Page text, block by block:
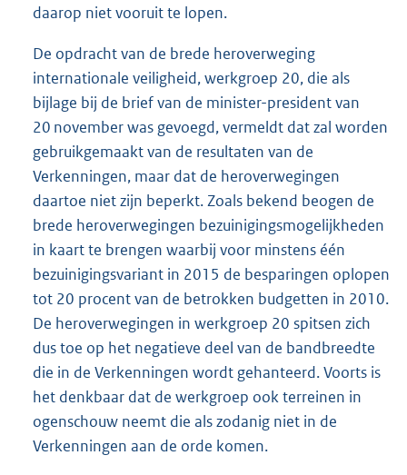
daarop niet vooruit te lopen.
De opdracht van de brede heroverweging
internationale veiligheid, werkgroep 20, die als
bijlage bij de brief van de minister-president van
20 november was gevoegd, vermeldt dat zal worden
gebruikgemaakt van de resultaten van de
Verkenningen, maar dat de heroverwegingen
daartoe niet zijn beperkt. Zoals bekend beogen de
brede heroverwegingen bezuinigingsmogelijkheden
in kaart te brengen waarbij voor minstens één
bezuinigingsvariant in 2015 de besparingen oplopen
tot 20 procent van de betrokken budgetten in 2010.
De heroverwegingen in werkgroep 20 spitsen zich
dus toe op het negatieve deel van de bandbreedte
die in de Verkenningen wordt gehanteerd. Voorts is
het denkbaar dat de werkgroep ook terreinen in
ogenschouw neemt die als zodanig niet in de
Verkenningen aan de orde komen.